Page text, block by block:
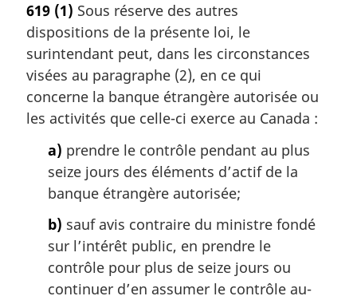
t
e
m
a
g
i
619 (1) Sous réserve des autres
dispositions de la présente loi, le
surintendant peut, dans les circonstances
visées au paragraphe (2), en ce qui
concerne la banque étrangère autorisée ou
les activités que celle-ci exerce au Canada :
a) prendre le contrôle pendant au plus
seize jours des éléments d’actif de la
banque étrangère autorisée;
b) sauf avis contraire du ministre fondé
sur l’intérêt public, en prendre le
contrôle pour plus de seize jours ou
continuer d’en assumer le contrôle au-